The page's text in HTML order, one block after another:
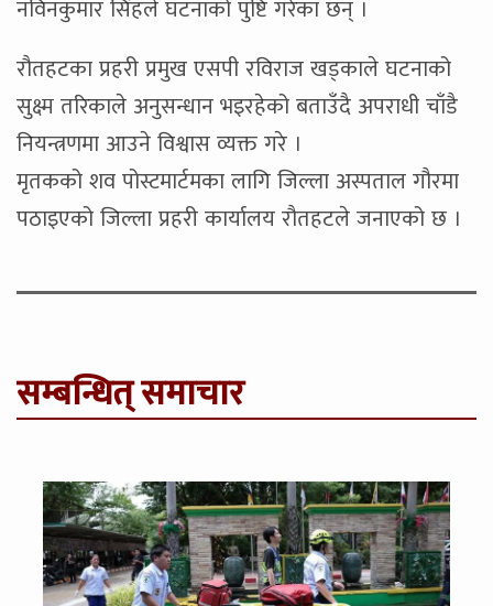
नविनकुमार सिंहले घटनाको पुष्टि गरेका छन् ।
रौतहटका प्रहरी प्रमुख एसपी रविराज खड्काले घटनाको
सुक्ष्म तरिकाले अनुसन्धान भइरहेको बताउँदै अपराधी चाँडै
नियन्त्रणमा आउने विश्वास व्यक्त गरे ।
मृतकको शव पोस्टमार्टमका लागि जिल्ला अस्पताल गौरमा
पठाइएको जिल्ला प्रहरी कार्यालय रौतहटले जनाएको छ ।
सम्बन्धित् समाचार